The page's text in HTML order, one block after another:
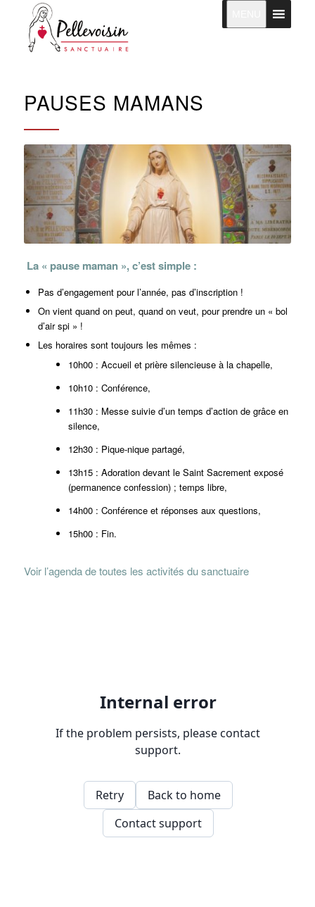
PAUSES MAMANS
La « pause maman », c’est simple :
Pas d’engagement pour l’année, pas d’inscription !
On vient quand on peut, quand on veut, pour prendre un « bol
d’air spi » !
Les horaires sont toujours les mêmes :
10h00 : Accueil et prière silencieuse à la chapelle,
10h10 : Conférence,
11h30 : Messe suivie d’un temps d’action de grâce en
silence,
12h30 : Pique-nique partagé,
13h15 : Adoration devant le Saint Sacrement exposé
(permanence confession) ; temps libre,
14h00 : Conférence et réponses aux questions,
15h00 : Fin.
Voir l’agenda de toutes les activités du sanctuaire